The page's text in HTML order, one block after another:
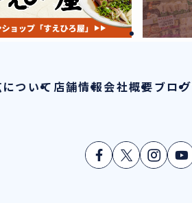
ついて 店舗情報会社概要ブログ